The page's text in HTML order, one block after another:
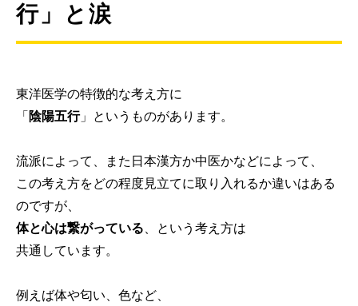
行」と涙
東洋医学の特徴的な考え方に
「陰陽五行」というものがあります。
流派によって、また日本漢方か中医かなどによって、
この考え方をどの程度見立てに取り入れるか違いはある
のですが、
体と心は繋がっている、という考え方は
共通しています。
例えば体や匂い、色など、